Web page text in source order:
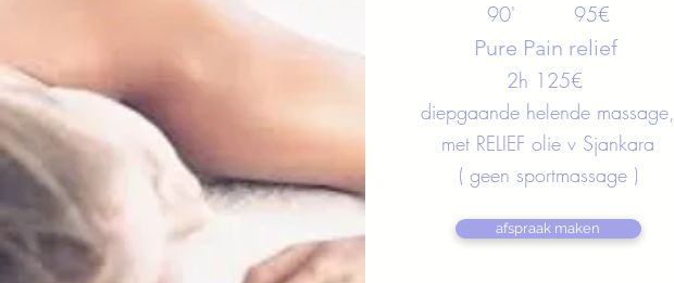
90' 95€
Pure Pain relief
2h 125€
diepgaande helende massage,
met RELIEF olie v Sjankara
( geen sportmassage )
afspraak maken